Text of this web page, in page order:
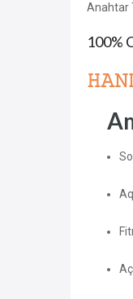
Anahtar
100%